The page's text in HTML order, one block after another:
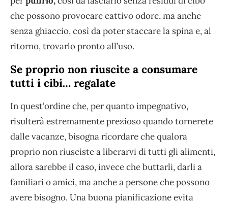
che possono provocare cattivo odore, ma anche
senza ghiaccio, così da poter staccare la spina e, al
ritorno, trovarlo pronto all’uso.
Se proprio non riuscite a consumare
tutti i cibi… regalate
In quest’ordine che, per quanto impegnativo,
risulterà estremamente prezioso quando tornerete
dalle vacanze, bisogna ricordare che qualora
proprio non riusciste a liberarvi di tutti gli alimenti,
allora sarebbe il caso, invece che buttarli, darli a
familiari o amici, ma anche a persone che possono
avere bisogno. Una buona pianificazione evita